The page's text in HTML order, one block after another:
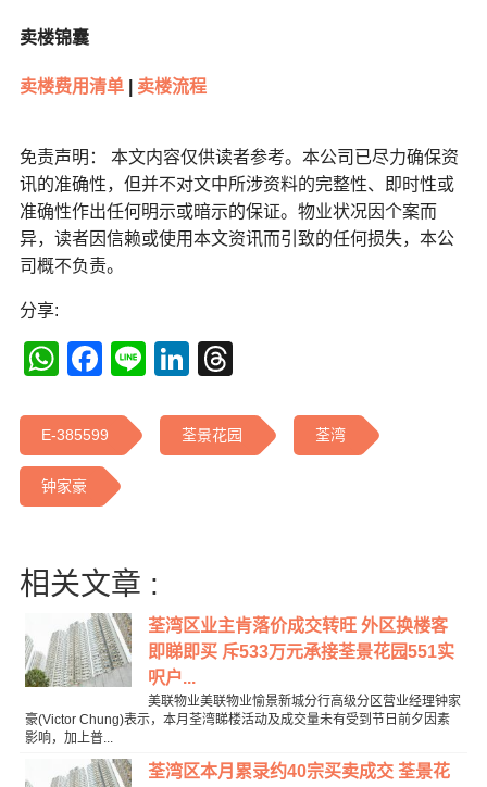
卖楼锦囊
卖楼费用清单| 卖楼流程
免责声明： 本文内容仅供读者参考。本公司已尽力确保资
讯的准确性，但并不对文中所涉资料的完整性、即时性或
准确性作出任何明示或暗示的保证。物业状况因个案而
异，读者因信赖或使用本文资讯而引致的任何损失，本公
司概不负责。
分享:
WhatsApp
Facebook
LineLinkedIn
E-385599 荃景花园 荃湾
钟家豪
相关文章 :
荃湾区业主肯落价成交转旺 外区换楼客
即睇即买 斥533万元承接荃景花园551实
呎户...
美联物业美联物业愉景新城分行高级分区营业经理钟家
豪(Victor Chung)表示，本月荃湾睇楼活动及成交量未有受到节日前夕因素
影响，加上普...
荃湾区本月累录约40宗买卖成交 荃景花